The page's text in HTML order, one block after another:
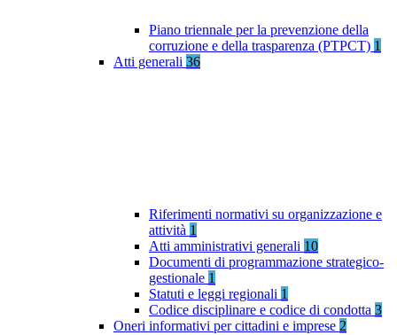
Piano triennale per la prevenzione della
corruzione e della trasparenza (PTPCT) 1
Atti generali 36
Riferimenti normativi su organizzazione e
attività 1
Atti amministrativi generali 10
Documenti di programmazione strategico-
gestionale 1
Statuti e leggi regionali 1
Codice disciplinare e codice di condotta 3
Oneri informativi per cittadini e imprese 2